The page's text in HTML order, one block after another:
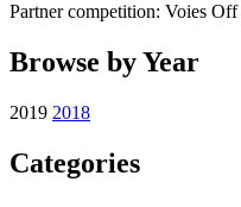
Partner competition: Voies
Browse by Year
2019 2018
Categories